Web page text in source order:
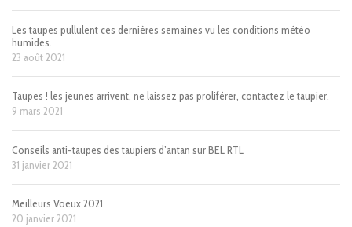
Les taupes pullulent ces dernières semaines vu les conditions météo
humides.
23 août 2021
Taupes ! les jeunes arrivent, ne laissez pas proliférer, contactez le taupier.
9 mars 2021
Conseils anti-taupes des taupiers d’antan sur BEL RTL
31 janvier 2021
Meilleurs Voeux 2021
20 janvier 2021